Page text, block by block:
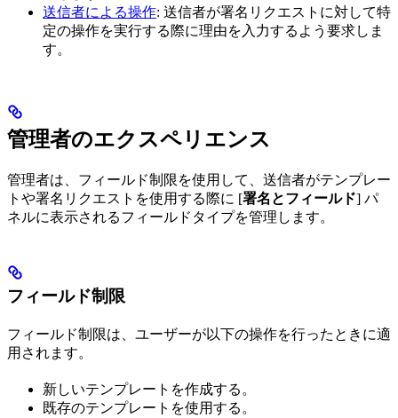
送信者による操作: 送信者が署名リクエストに対して特
定の操作を実行する際に理由を入力するよう要求しま
す。
管理者のエクスペリエンス
管理者は、フィールド制限を使用して、送信者がテンプレー
トや署名リクエストを使用する際に [署名とフィールド] パ
ネルに表示されるフィールドタイプを管理します。
フィールド制限
フィールド制限は、ユーザーが以下の操作を行ったときに適
用されます。
新しいテンプレートを作成する。
既存のテンプレートを使用する。